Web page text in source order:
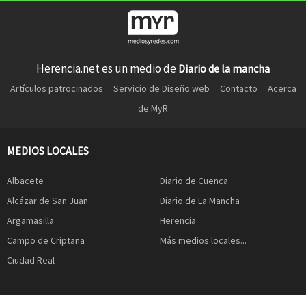
Herencia.net es un medio de Diario de la mancha
Artículos patrocinados Servicio de Diseño web Contacto
Acerca
de MyR
MEDIOS LOCALES
Albacete
Alcázar de San Juan
Argamasilla
Campo de Criptana
Ciudad Real
Diario de Cuenca
Diario de La Mancha
Herencia
Más medios locales...